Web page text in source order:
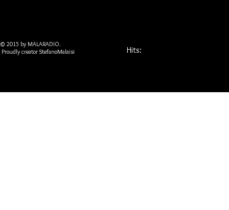
© 2015 by MALARADIO.
Proudly creator StefanoMalaisi
Hits: